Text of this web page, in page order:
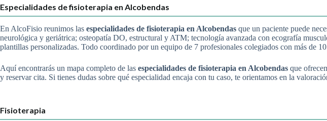
Especialidades de fisioterapia en Alcobendas
En AlcoFisio reunimos las especialidades de fisioterapia en Alcobendas que un paciente puede
neurológica y geriátrica; osteopatía DO, estructural y ATM; tecnología avanzada con ecografía
plantillas personalizadas. Todo coordinado por un equipo de 7 profesionales colegiados con más de
Aquí encontrarás un mapa completo de las especialidades de fisioterapia en Alcobendas que
y reservar cita. Si tienes dudas sobre qué especialidad encaja con tu caso, te orientamos en la
Fisioterapia